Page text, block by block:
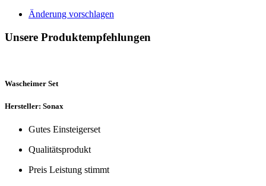
Änderung vorschlagen
Unsere Produktempfehlungen
Wascheimer Set
Hersteller: Sonax
Gutes Einsteigerset
Qualitätsprodukt
Preis Leistung stimmt